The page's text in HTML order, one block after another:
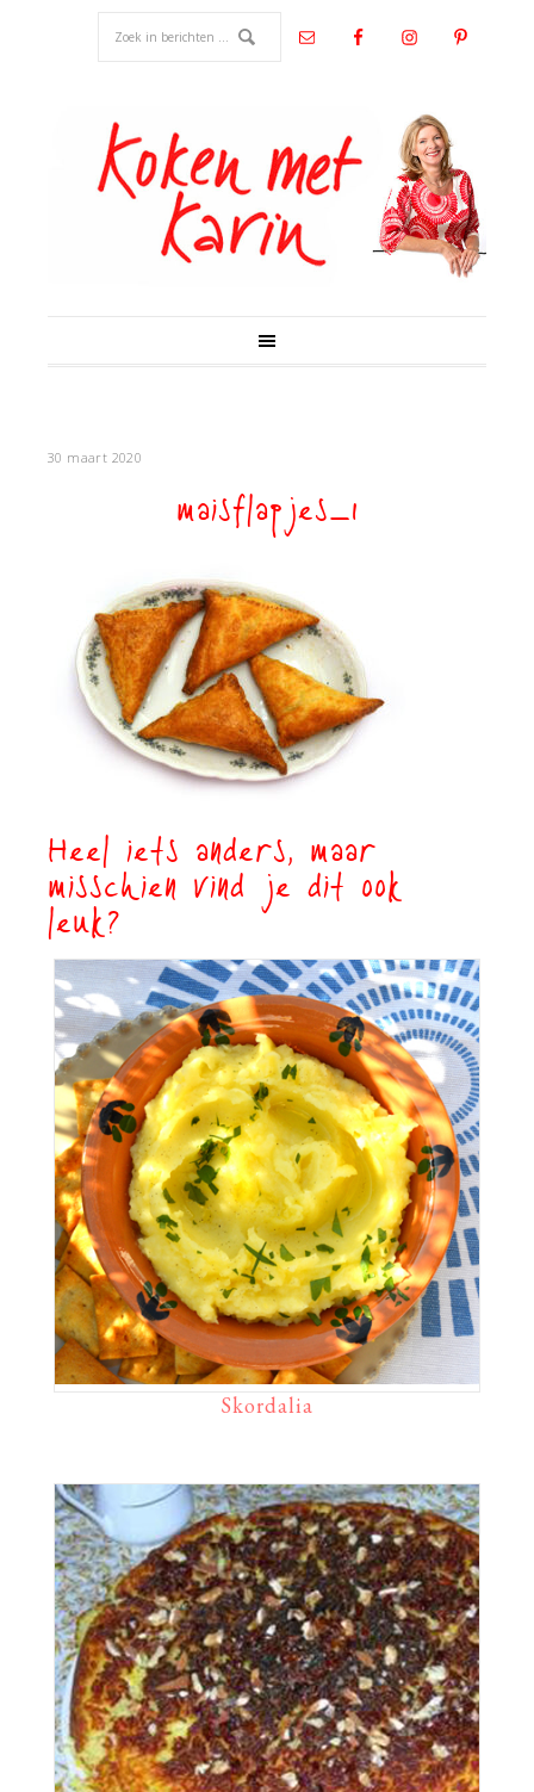
30 maart 2020
maisflapjes_1
Heel iets anders, maar
misschien vind je dit ook
leuk?
Skordalia